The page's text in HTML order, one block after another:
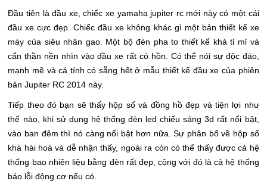
Đầu tiên là đầu xe, chiếc xe yamaha jupiter rc mới này có một cái
đầu xe cực đẹp. Chiếc đầu xe không khác gì một bản thiết kế xe
máy của siêu nhân gao. Một bộ đèn pha to thiết kế khả tỉ mỉ và
cẩn thần nền nhìn vào đầu xe rất có hồn. Có thể nói sự độc đáo,
mạnh mẽ và cá tính có sẵng hết ở mẫu thiết kế đầu xe của phiên
bản Jupiter RC 2014 này.
Tiếp theo đó bạn sẽ thấy hộp số và đồng hồ đẹp và tiện lợi như
thế nào, khi sử dụng hệ thống đèn led chiếu sáng 3d rất nổi bật,
vào ban đêm thì nó càng nổi bật hơn nữa. Sự phân bố về hộp số
khá hài hoà và dễ nhận thấy, ngoài ra còn có thể thấy được cả hệ
thống bao nhiên liệu bằng đèn rất đẹp, cộng với đó là cả hệ thống
báo lỗi động cơ nếu có.